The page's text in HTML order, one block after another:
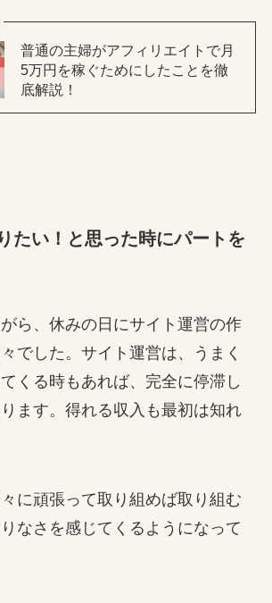
普通の主婦がアフィリエイトで月
5万円を稼ぐためにしたことを徹
底解説！
たい！と思った時にパートを
ら、休みの日にサイト運営の作
でした。サイト運営は、うまく
くる時もあれば、完全に停滞し
ます。得れる収入も最初は知れ
に頑張って取り組めば取り組む
なさを感じてくるようになって